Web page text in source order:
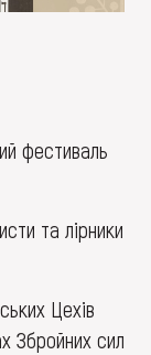
фестиваль
та лірники
Цехів
Збройних сил